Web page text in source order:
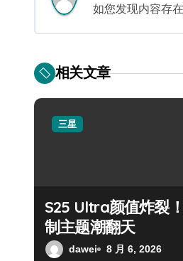
如您发现内容存
相关文章
三星
S25 Ultra颜值炸裂
制主题潮翻天
dawei 8 月 6, 2026